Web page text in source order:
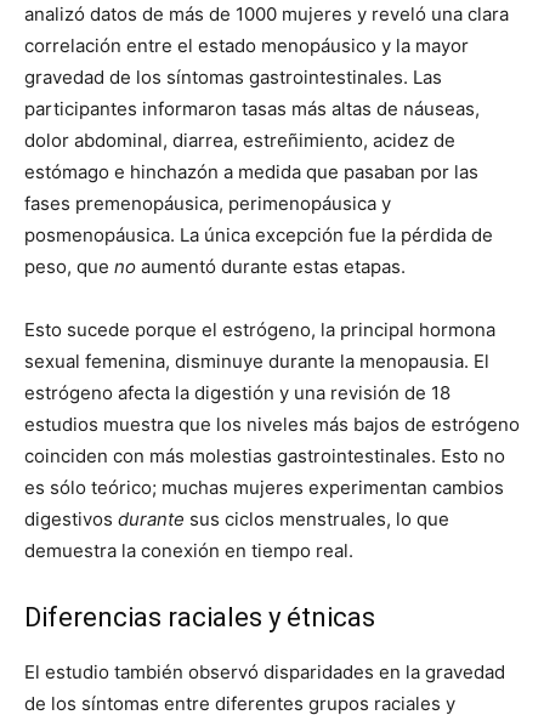
analizó datos de más de 1000 mujeres y reveló una clara
correlación entre el estado menopáusico y la mayor
gravedad de los síntomas gastrointestinales. Las
participantes informaron tasas más altas de náuseas,
dolor abdominal, diarrea, estreñimiento, acidez de
estómago e hinchazón a medida que pasaban por las
fases premenopáusica, perimenopáusica y
posmenopáusica. La única excepción fue la pérdida de
peso, que no aumentó durante estas etapas.
Esto sucede porque el estrógeno, la principal hormona
sexual femenina, disminuye durante la menopausia. El
estrógeno afecta la digestión y una revisión de 18
estudios muestra que los niveles más bajos de estrógeno
coinciden con más molestias gastrointestinales. Esto no
es sólo teórico; muchas mujeres experimentan cambios
digestivos durante sus ciclos menstruales, lo que
demuestra la conexión en tiempo real.
Diferencias raciales y étnicas
El estudio también observó disparidades en la gravedad
de los síntomas entre diferentes grupos raciales y